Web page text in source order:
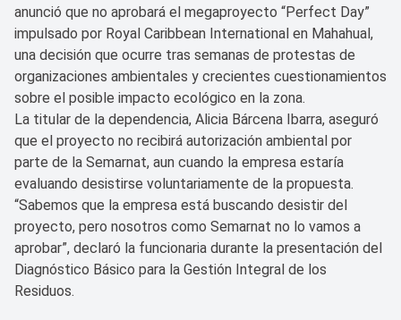
anunció que no aprobará el megaproyecto “Perfect Day”
impulsado por Royal Caribbean International en Mahahual,
una decisión que ocurre tras semanas de protestas de
organizaciones ambientales y crecientes cuestionamientos
sobre el posible impacto ecológico en la zona.
La titular de la dependencia, Alicia Bárcena Ibarra, aseguró
que el proyecto no recibirá autorización ambiental por
parte de la Semarnat, aun cuando la empresa estaría
evaluando desistirse voluntariamente de la propuesta.
“Sabemos que la empresa está buscando desistir del
proyecto, pero nosotros como Semarnat no lo vamos a
aprobar”, declaró la funcionaria durante la presentación del
Diagnóstico Básico para la Gestión Integral de los
Residuos.